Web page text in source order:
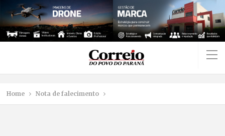
Home Nota de falecimento